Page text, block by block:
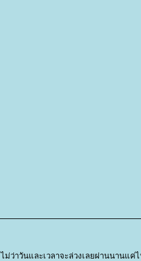
ไม่ว่าวันและเวลาจะล่วงเลยผ่านนานแค่